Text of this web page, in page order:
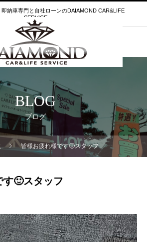
即納車専門と自社ローンのDAIAMOND CAR&LIFE
SERVICE
BLOG
ブログ
皆様お疲れ様です🙂スタッフ
す🙂スタッフ